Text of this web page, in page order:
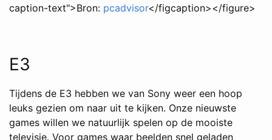
caption-text">Bron: pcadvisor</figcaption></figure>
E3
Tijdens de E3 hebben we van Sony weer een hoop
leuks gezien om naar uit te kijken. Onze nieuwste
games willen we natuurlijk spelen op de mooiste
televisie. Voor games waar beelden snel geladen